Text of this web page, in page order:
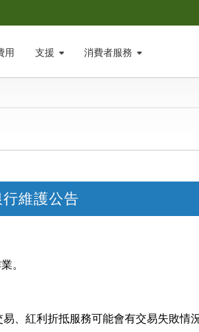
用 支援 消費者服務
維護公告
。
、紅利折抵服務可能會有交易失敗情況